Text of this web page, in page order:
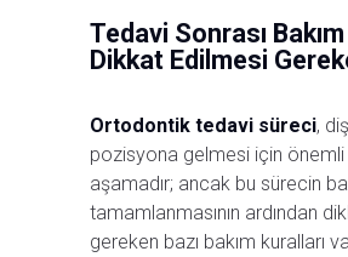
Tedavi Sonrası
Dikkat Edilmesi
Ortodontik tedavi süreci,
pozisyona gelmesi için önemli
aşamadır; ancak bu sürecin
tamamlanmasının ardından
gereken bazı bakım kuralları